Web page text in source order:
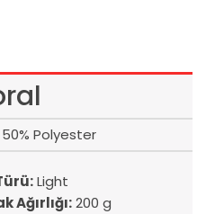
Polyester
Light
Ağırlığı:200 g